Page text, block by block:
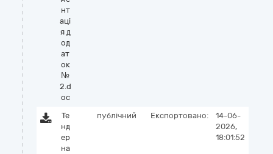
нт
аці
я д
од
ат
ок
№
2.d
oc
Те
нд
ер
на
публічний Експортовано:
14-06-
2026,
18:01:52